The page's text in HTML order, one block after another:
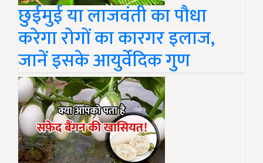
छुईमुई या लाजवंती का पौधा
करेगा रोगों का कारगर इलाज,
जानें इसके आयुर्वेदिक गुण